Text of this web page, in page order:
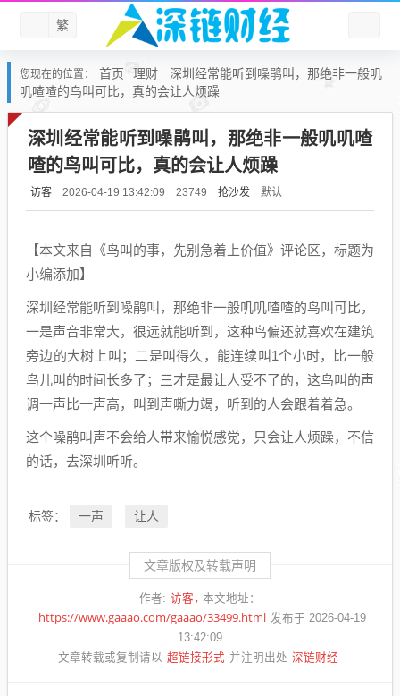
繁
您现在的位置： 首页 理财
深圳经常能听到噪鹃叫，那绝非一般叽
叽喳喳的鸟叫可比，真的会让人烦躁
深圳经常能听到噪鹃叫，那绝非一般叽叽喳
喳的鸟叫可比，真的会让人烦躁
访客 2026-04-19 13:42:09 23749 抢沙发 默认
【本文来自《鸟叫的事，先别急着上价值》评论区，标题为
小编添加】
深圳经常能听到噪鹃叫，那绝非一般叽叽喳喳的鸟叫可比，
一是声音非常大，很远就能听到，这种鸟偏还就喜欢在建筑
旁边的大树上叫；二是叫得久，能连续叫1个小时，比一般
鸟儿叫的时间长多了；三才是最让人受不了的，这鸟叫的声
调一声比一声高，叫到声嘶力竭，听到的人会跟着着急。
这个噪鹃叫声不会给人带来愉悦感觉，只会让人烦躁，不信
的话，去深圳听听。
标签： 一声 让人
文章版权及转载声明
作者: 访客 本文地址：
https://www.gaaao.com/gaaao/33499.html 发布于 2026-04-19
13:42:09
文章转载或复制请以 超链接形式 并注明出处 深链财经